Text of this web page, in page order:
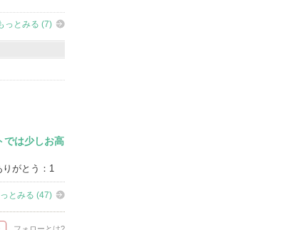
っとみる (7)
では少しお高
りがとう：1
とみる (47)